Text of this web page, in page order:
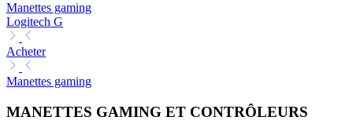
Manettes gaming
Logitech G
Acheter
Manettes gaming
MANETTES GAMING ET CONTRÔLEURS